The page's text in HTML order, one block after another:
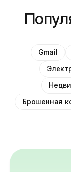
Gmail
Брошенная